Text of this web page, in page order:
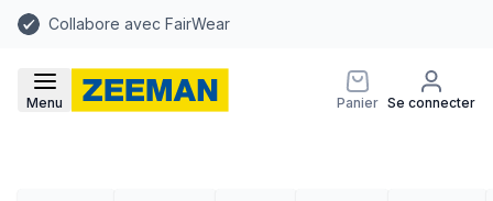
Collabore avec FairWear
Menu Panier Se connecter